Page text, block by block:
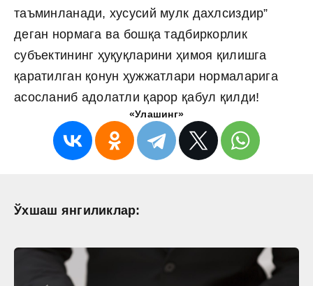
таъминланади, хусусий мулк дахлсиздир”
деган нормага ва бошқа тадбиркорлик
субъектининг ҳуқуқларини ҳимоя қилишга
қаратилган қонун ҳужжатлари нормаларига
асосланиб адолатли қарор қабул қилди!
«Улашинг»
Ўхшаш янгиликлар: